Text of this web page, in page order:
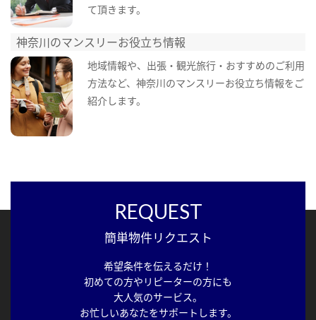
て頂きます。
神奈川のマンスリーお役立ち情報
地域情報や、出張・観光旅行・おすすめのご利用
方法など、神奈川のマンスリーお役立ち情報をご
紹介します。
REQUEST
簡単物件リクエスト
希望条件を伝えるだけ！
初めての方やリピーターの方にも
大人気のサービス。
お忙しいあなたをサポートします。